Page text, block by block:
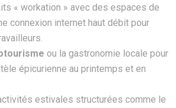
« workation » avec des espaces de
connexion internet haut débit pour
ou la gastronomie locale pour
épicurienne au printemps et en
estivales structurées comme le